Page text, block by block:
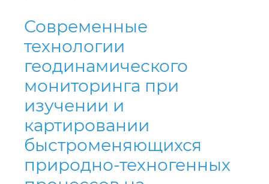
мониторинга при
изучении и
картировании
быстроменяющихся
природно-техногенных
процессов на
месторождениях
углеводородов
Автор:
Құдайбергенова Сабина